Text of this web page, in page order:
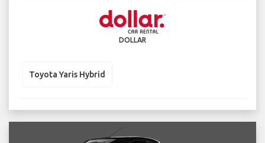
DOLLAR
Toyota Yaris Hybrid